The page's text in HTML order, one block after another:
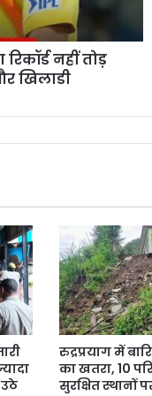
नहीं तोड़
खिलाडी
रुद्रप्रयाग में
का खतरा, 10
सुरक्षित स्थानों